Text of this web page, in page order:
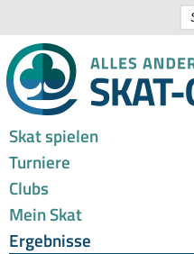
Skat spielen
Turniere
Clubs
Mein Skat
Ergebnisse